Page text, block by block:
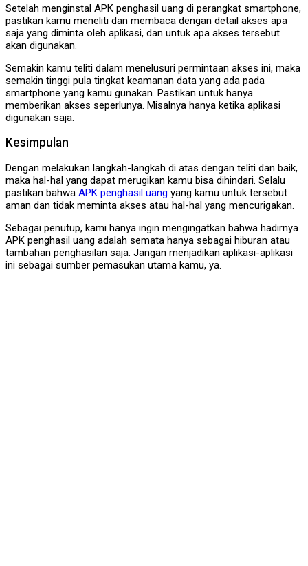
Setelah menginstal APK penghasil uang di perangkat smartphone,
pastikan kamu meneliti dan membaca dengan detail akses apa
saja yang diminta oleh aplikasi, dan untuk apa akses tersebut
akan digunakan.
Semakin kamu teliti dalam menelusuri permintaan akses ini, maka
semakin tinggi pula tingkat keamanan data yang ada pada
smartphone yang kamu gunakan. Pastikan untuk hanya
memberikan akses seperlunya. Misalnya hanya ketika aplikasi
digunakan saja.
Kesimpulan
Dengan melakukan langkah-langkah di atas dengan teliti dan baik,
maka hal-hal yang dapat merugikan kamu bisa dihindari. Selalu
pastikan bahwa APK penghasil uang yang kamu untuk tersebut
aman dan tidak meminta akses atau hal-hal yang mencurigakan.
Sebagai penutup, kami hanya ingin mengingatkan bahwa hadirnya
APK penghasil uang adalah semata hanya sebagai hiburan atau
tambahan penghasilan saja. Jangan menjadikan aplikasi-aplikasi
ini sebagai sumber pemasukan utama kamu, ya.